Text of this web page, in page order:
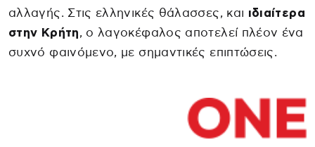
αλλαγής. Στις ελληνικές θάλασσες, και ιδιαίτερα
στην Κρήτη, ο λαγοκέφαλος αποτελεί πλέον ένα
συχνό φαινόμενο, με σημαντικές επιπτώσεις.